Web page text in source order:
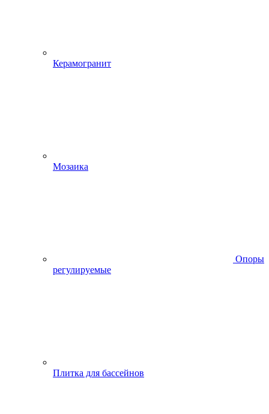
Керамогранит
Мозаика
Опоры
регулируемые
Плитка для бассейнов